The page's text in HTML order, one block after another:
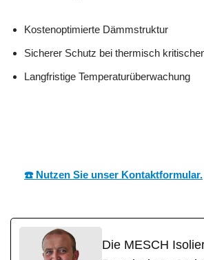
Kostenoptimierte Dämmstruktur
Sicherer Schutz bei thermisch
Langfristige Temperaturüberwachung
☎️ Nutzen Sie unser Kontaktformular.
Die MESCH